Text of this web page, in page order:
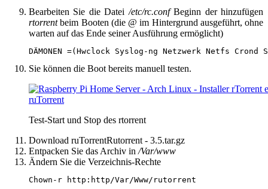
Bearbeiten Sie die Datei/etc/rc.confBeginn der hinzufügen
rtorrentbeim Booten (die @ im Hintergrund ausgeführt, ohne
warten auf das Ende seiner Ausführung ermöglicht)
DÄMONEN =(Hwclock Syslog-ng Netzwerk Netfs Crond
Sie können die Boot bereits manuell testen.
Test-Start und Stop des rtorrent
Download ruTorrentRutorrent - 3.5.tar.gz
Entpacken Sie das Archiv in/Var/www
Ändern Sie die Verzeichnis-Rechte
Chown-r http:http/Var/Www/rutorrent